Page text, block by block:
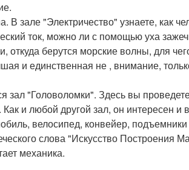
В зале "Электричество" узнаете, как
ток, можно ли с помощью уха
откуда берутся морские волны, для
и единственная не , внимание,
зал "Головоломки". Здесь вы
и любой другой зал, он интересен и
велосипед, конвейер,
слова "Искусство Построения
механика.